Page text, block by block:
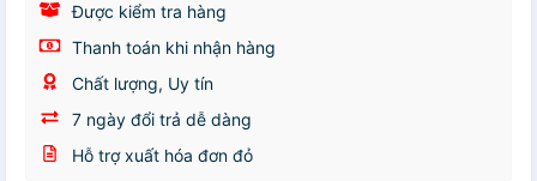
Được kiểm tra hàng
Thanh toán khi nhận hàng
Chất lượng, Uy tín
7 ngày đổi trả dễ dàng
Hỗ trợ xuất hóa đơn đỏ